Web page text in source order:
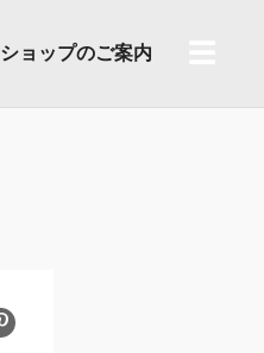
ショップのご案内